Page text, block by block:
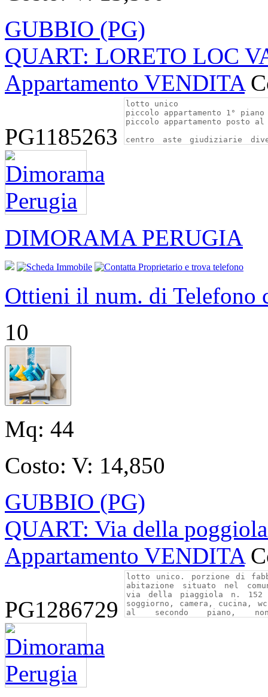
GUBBIO (PG)
QUART: LORETO LOC
Appartamento VENDITA
PG1185263
DIMORAMA PERUGIA
Ottieni il num. di Telefono
10
Mq: 44
Costo: V: 14,850
GUBBIO (PG)
QUART: Via della
Appartamento VENDITA
PG1286729